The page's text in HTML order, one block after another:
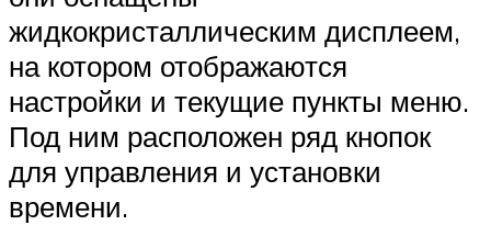
жидкокристаллическим дисплеем,
на котором отображаются
настройки и текущие пункты меню.
Под ним расположен ряд кнопок
для управления и установки
времени.